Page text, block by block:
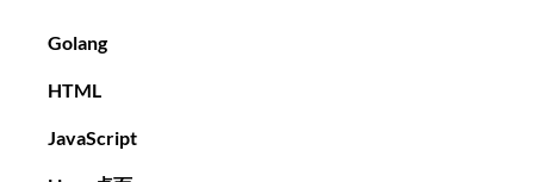
Golang
HTML
JavaScript